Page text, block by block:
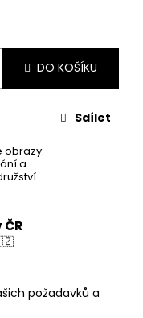
DO KOŠÍKU
obrazy:
a
Sdílet
požadavků a